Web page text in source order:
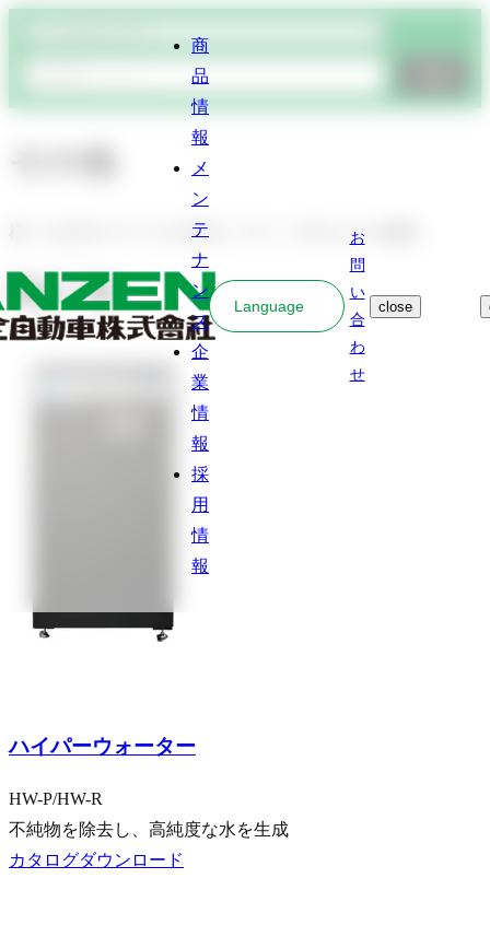
商
品
情
報
メ
ン
テ
ナ
ン
ス
企
業
情
報
採
用
情
報
Language
お
問
い
合
わ
せ
close
様々な洗浄スタイルを実現してCS・ES向上する機器。
商品一覧
ハイパーウォーター
HW-P/HW-R
不純物を除去し、高純度な水を生成
カタログダウンロード